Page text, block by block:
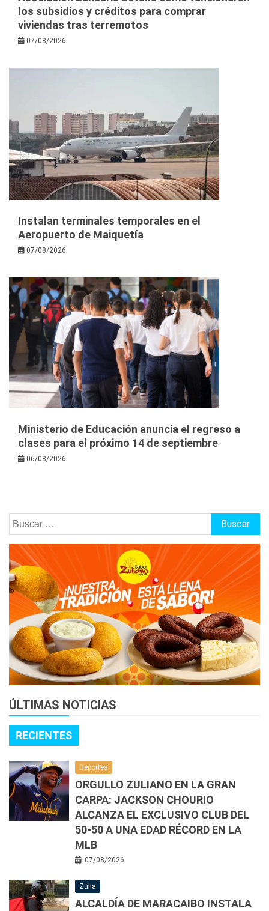
los subsidios y créditos para comprar
viviendas tras terremotos
07/08/2026
Instalan terminales temporales en el
Aeropuerto de Maiquetía
07/08/2026
Ministerio de Educación anuncia el regreso a
clases para el próximo 14 de septiembre
06/08/2026
Buscar:
ÚLTIMAS NOTICIAS
RECIENTES
Deportes
ORGULLO ZULIANO EN LA GRAN
CARPA: JACKSON CHOURIO
ALCANZA EL EXCLUSIVO CLUB DEL
50-50 A UNA EDAD RÉCORD EN LA
MLB
07/08/2026
Zulia
ALCALDÍA DE MARACAIBO INSTALA